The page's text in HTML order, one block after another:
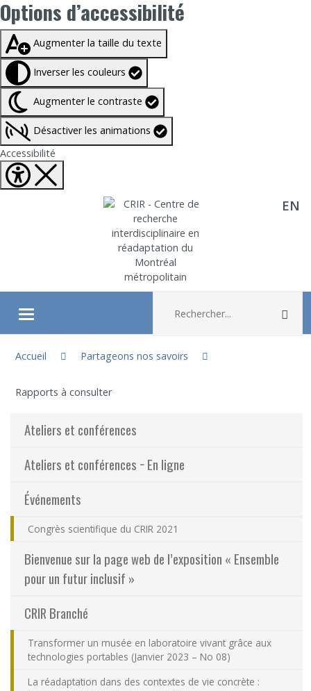
Options d’accessibilité
Taille du texte à100%
Augmenter la taille du texte
Inverser les couleurs
Augmenter le contraste
Désactiver les animations
Accessibilité
Aller directement au contenu EN
Ouvrir/fermer le menu
À propos
Recherche
Membres
Étudiants
Emplois et stages
Nous joindre
Plan du site
Accueil
Partageons nos savoirs
Rapports à consulter
Ateliers et conférences
Ateliers et conférences − En ligne
Événements
Congrès scientifique du CRIR 2021
Bienvenue sur la page web de l’exposition « Ensemble
pour un futur inclusif »
CRIR Branché
Transformer un musée en laboratoire vivant grâce aux
technologies portables (Janvier 2023 – No 08)
La réadaptation dans des contextes de vie concrète :